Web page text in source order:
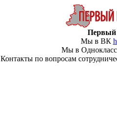
Первый
Мы в ВК
Мы в
Контакты по вопросам